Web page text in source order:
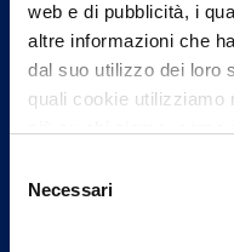
web e di pubblicità, i
altre informazioni che
dal suo utilizzo dei loro
quali cookie utilizziamo
può trovare nel footer
delNecessari
un nostro
Contattaci